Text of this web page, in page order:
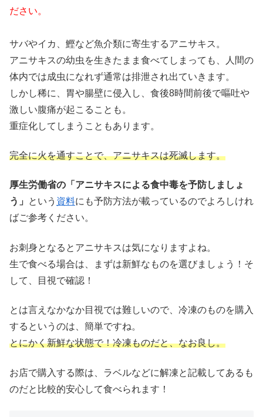
ださい。
サバやイカ、鰹など魚介類に寄生するアニサキス。
アニサキスの幼虫を生きたまま食べてしまっても、人間の
体内では成虫になれず通常は排泄され出ていきます。
しかし稀に、胃や腸壁に侵入し、食後8時間前後で嘔吐や
激しい腹痛が起こることも。
重症化してしまうこともあります。
完全に火を通すことで、アニサキスは死滅します。
厚生労働省の「アニサキスによる食中毒を予防しましょ
う」
という 資料にも予防方法が載っているのでよろしけれ
ばご参考ください。
お刺身となるとアニサキスは気になりますよね。
生で食べる場合は、まずは新鮮なものを選びましょう！そ
して、目視で確認！
とは言えなかなか目視では難しいので、冷凍のものを購入
するというのは、簡単ですね。
とにかく新鮮な状態で！冷凍ものだと、なお良し。
お店で購入する際は、ラベルなどに解凍と記載してあるも
のだと比較的安心して食べられます！